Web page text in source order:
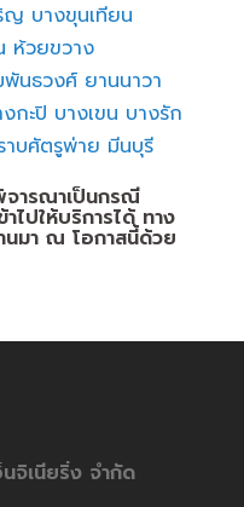
ญ บางขุนเทียน
ห้วยขวาง
พันธวงศ์ ยานนาวา
กะปิ บางเขน บางรัก
าบศัตรูพ่าย มีนบุรี
จารณาเป็นกรณี
ไปให้บริการได้ ทาง
มา ณ โอกาสนี้ด้วย
จิเนียริ่ง จำกัด